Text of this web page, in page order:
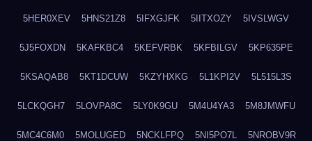
5HER0XEV 5HNS21Z8 5IFXGJFK 5IITXOZY 5IVSLWGV
5J5FOXDN 5KAFKBC4 5KEFVRBK 5KFBILGV 5KP635PE
5KSAQAB8 5KT1DCUW 5KZYHXKG 5L1KPI2V 5L515L3S
5LCKQGH7 5LOVPA8C 5LY0K9GU 5M4U4YA3 5M8JMWFU
5MC4C6M0 5MOLUGED 5NCKLFPQ 5NI5PO7L 5NROBV9R